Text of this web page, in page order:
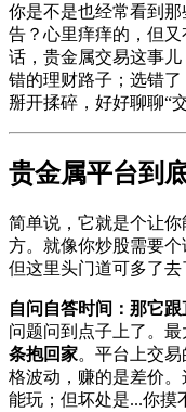
你是不是也经常看到那
告？心里痒痒的，但
话，贵金属交易这事
错的理财路子；选错
掰开揉碎，好好聊聊“
贵金属平台到
简单说，它就是个让
方。就像你炒股需要个
但这里头门道可多了去
自问自答时间：那它
问题问到点子上了。
条抱回家。平台上交易
格波动，赚的是差价
能玩；但坏处是...你摸